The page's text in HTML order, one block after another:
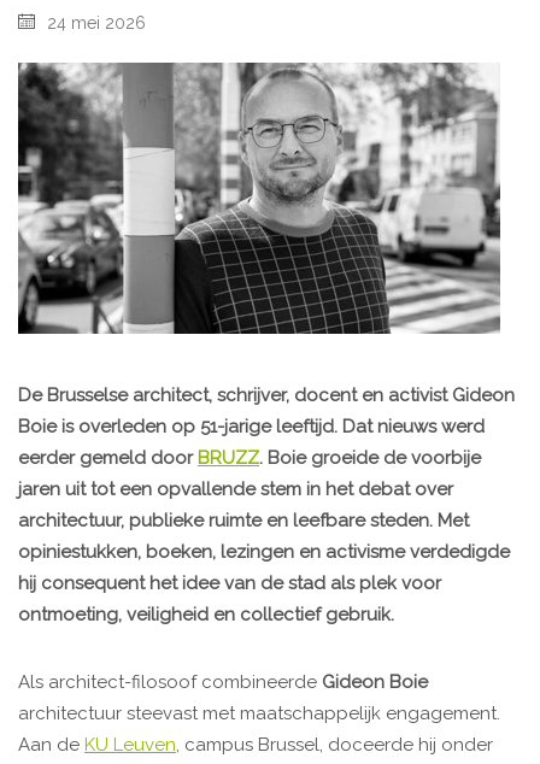
24 mei 2026
De Brusselse architect, schrijver, docent en activist Gideon
Boie is overleden op 51-jarige leeftijd. Dat nieuws werd
eerder gemeld door BRUZZ. Boie groeide de voorbije
jaren uit tot een opvallende stem in het debat over
architectuur, publieke ruimte en leefbare steden. Met
opiniestukken, boeken, lezingen en activisme verdedigde
hij consequent het idee van de stad als plek voor
ontmoeting, veiligheid en collectief gebruik.
Als architect-filosoof combineerde Gideon Boie
architectuur steevast met maatschappelijk engagement.
Aan de KU Leuven, campus Brussel, doceerde hij onder